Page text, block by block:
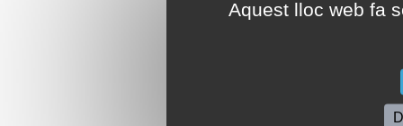
Aquest lloc web fa